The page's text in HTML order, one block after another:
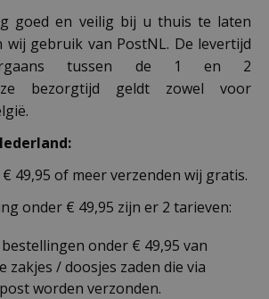
goed en veilig bij u thuis te laten
wij gebruik van PostNL. De levertijd
tussen de 1 en 2
bezorgtijd geldt zowel voor
49,95 of meer verzenden wij gratis.
onder € 49,95 zijn er 2 tarieven:
onder € 49,95 van
zakjes / doosjes zaden die via
worden verzonden.